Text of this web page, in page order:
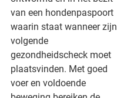
van een hondenpaspoort
waarin staat wanneer zijn
volgende
gezondheidscheck moet
plaatsvinden. Met goed
voer en voldoende